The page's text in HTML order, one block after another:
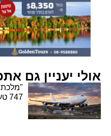
אולי יעניין גם
"מלכת
747 טעה ביעד ונכנס למצב חירום דלק